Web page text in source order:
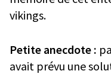
vikings.
Petite anecdote :
avait prévu une